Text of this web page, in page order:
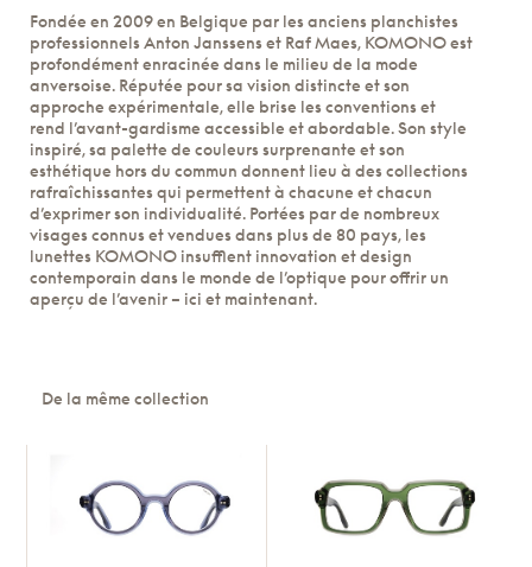
Fondée en 2009 en Belgique par les anciens planchistes
professionnels Anton Janssens et Raf Maes, KOMONO est
profondément enracinée dans le milieu de la mode
anversoise. Réputée pour sa vision distincte et son
approche expérimentale, elle brise les conventions et
rend l’avant-gardisme accessible et abordable. Son style
inspiré, sa palette de couleurs surprenante et son
esthétique hors du commun donnent lieu à des collections
rafraîchissantes qui permettent à chacune et chacun
d’exprimer son individualité. Portées par de nombreux
visages connus et vendues dans plus de 80 pays, les
lunettes KOMONO insufflent innovation et design
contemporain dans le monde de l’optique pour offrir un
aperçu de l’avenir – ici et maintenant.
De la même collection